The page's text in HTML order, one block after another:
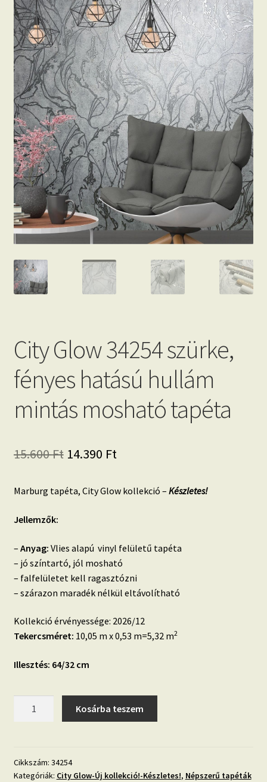
Kapcsolat
City Glow 34254 szürke,
fényes hatású hullám
mintás mosható tapéta
15.600Ft Original
was:
14.390 FtCurrent
is:
Marburg tapéta, City Glow kollekció – Készletes!
Jellemzők:
– Anyag: Vlies alapú vinyl felületű tapéta
– jó színtartó, jól mosható
– falfelületet kell ragasztózni
– szárazon maradék nélkül eltávolítható
Kollekció érvényessége: 2026/12
Tekercsméret: 10,05 m x 0,53 m=5,32 m2
Illesztés: 64/32 cm
fényes
hatású
Kosárba teszem
Cikkszám: 34254
Kategóriák: City Glow-Új kollekció!-Készletes!, Népszerű tapéták